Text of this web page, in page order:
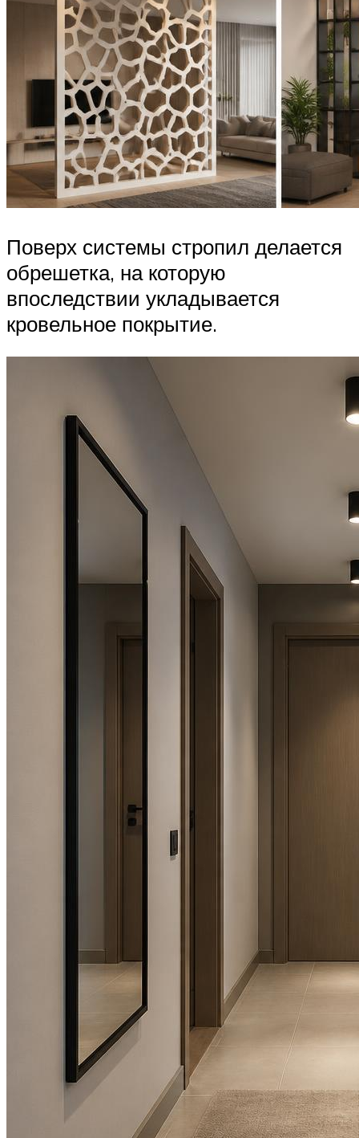
Поверх системы стропил делается
обрешетка, на которую
впоследствии укладывается
кровельное покрытие.